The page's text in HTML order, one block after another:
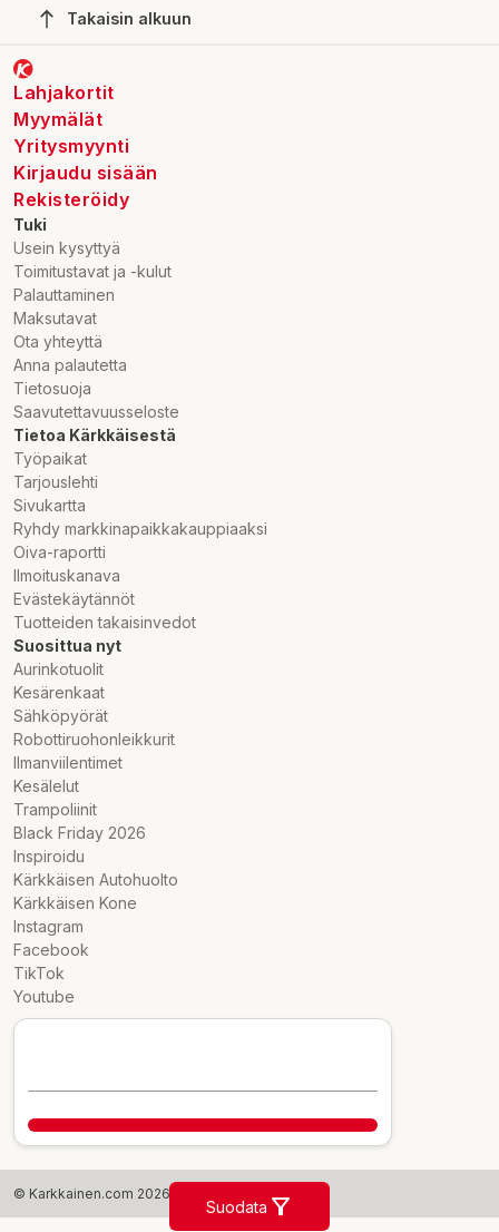
Suodata
tuotevalikoimaan kuuluu myös lukemattomat muut
hevosesta, joka symboloi viisautta ja tietoa. ASUS-
tuotemerkin tuotteet ovatkin muotoilultaan sekä
näyttävyydeltään todella hienoa designia.
Takaisin alkuun
Lahjakortit
Myymälät
Yritysmyynti
Kirjaudu sisään
Rekisteröidy
Tuki
Usein kysyttyä
Toimitustavat ja -kulut
Palauttaminen
Maksutavat
Ota yhteyttä
Anna palautetta
Tietosuoja
Saavutettavuusseloste
Tietoa Kärkkäisestä
Työpaikat
Tarjouslehti
Sivukartta
Ryhdy markkinapaikkakauppiaaksi
Oiva-raportti
Ilmoituskanava
Evästekäytännöt
Tuotteiden takaisinvedot
Suosittua nyt
Aurinkotuolit
Kesärenkaat
Sähköpyörät
Robottiruohonleikkurit
Ilmanviilentimet
Kesälelut
Trampoliinit
Black Friday 2026
Inspiroidu
Kärkkäisen Autohuolto
Kärkkäisen Kone
Instagram
Facebook
TikTok
Youtube
© Karkkainen.com 2026